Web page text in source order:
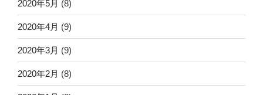
2020年5月 (8)
2020年4月 (9)
2020年3月 (9)
2020年2月 (8)